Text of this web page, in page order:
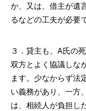
か、又は、借主が遺
るなどの工夫が必要
３．貸主も、A氏の
双方とよく協議しな
ます。少なからず法
い義務があり、一方
は、相続人が負担し